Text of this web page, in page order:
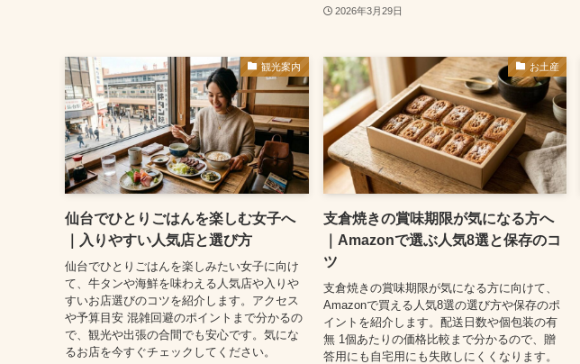
2026年3月29日
観光案内
仙台でひとりごはんを楽しむ女子へ
｜入りやすい人気店と選び方
仙台でひとりごはんを楽しみたい女子に向け
て、牛タンや海鮮を味わえる人気店や入りや
すいお店選びのコツを紹介します。アクセス
や予算目安 混雑回避のポイントまで分かるの
で、観光や出張の合間でも安心です。気にな
るお店を今すぐチェックしてください。
お土産
支倉焼きの賞味期限が気になる方へ
｜Amazonで選ぶ人気8選と保存のコ
ツ
支倉焼きの賞味期限が気になる方に向けて、
Amazonで買える人気8選の選び方や保存のポ
イントを紹介します。配送日数や個包装の有
無 1個あたりの価格比較まで分かるので、贈
答用にも自宅用にも失敗しにくくなります。